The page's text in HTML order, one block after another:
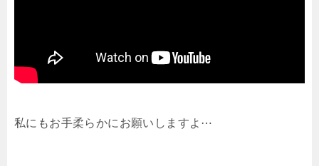
私にもお手柔らかにお願いしますよ⋯